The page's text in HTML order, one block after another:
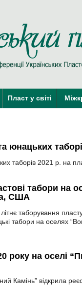
Пласт у світі
юнацьких
таборів 2021 р. на
табори на
США
таборування
табори на оселях
року на оселі
Камінь” відкрила